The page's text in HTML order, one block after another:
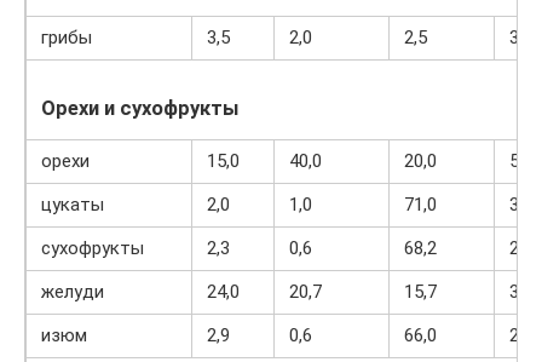
грибы 3,5 2,0 2,5 30
Орехи и сухофрукты
орехи 15,0 40,0 20,0
500
цукаты
2,0 1,0 71,0
301
сухофрукты
2,3 0,6 68,2
286
желуди
24,0 20,7 15,7
387
изюм
2,9 0,6 66,0 264